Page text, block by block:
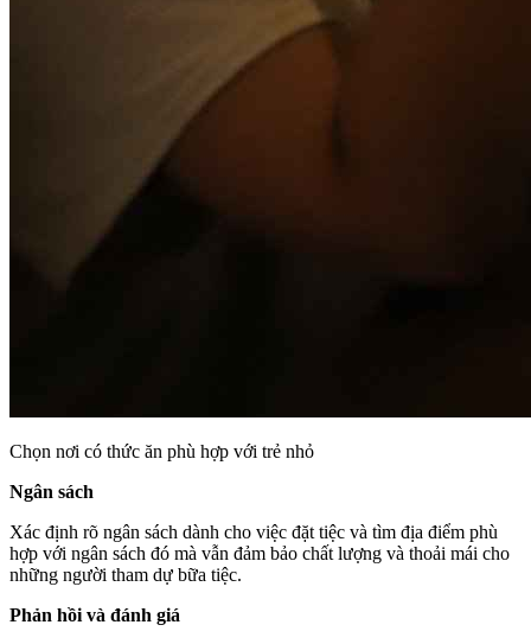
Chọn nơi có thức ăn phù hợp với trẻ nhỏ
Ngân sách
Xác định rõ ngân sách dành cho việc đặt tiệc và tìm địa điểm phù
hợp với ngân sách đó mà vẫn đảm bảo chất lượng và thoải mái cho
những người tham dự bữa tiệc.
Phản hồi và đánh giá